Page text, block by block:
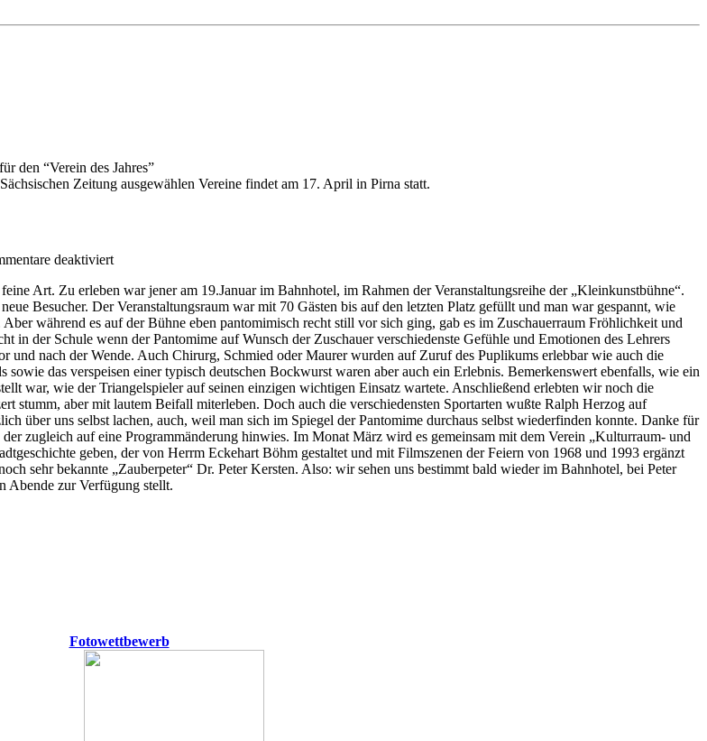
den “Verein des Jahres”
Zeitung ausgewählen Vereine findet am 17. April in Pirna statt.
deaktiviert
Art. Zu erleben war jener am 19.Januar im Bahnhotel, im Rahmen der Veranstaltungsreihe der „Kleinkunstbühne“.
Besucher. Der Veranstaltungsraum war mit 70 Gästen bis auf den letzten Platz gefüllt und man war gespannt, wie
während es auf der Bühne eben pantomimisch recht still vor sich ging, gab es im Zuschauerraum Fröhlichkeit und
der Schule wenn der Pantomime auf Wunsch der Zuschauer verschiedenste Gefühle und Emotionen des Lehrers
und nach der Wende. Auch Chirurg, Schmied oder Maurer wurden auf Zuruf des Puplikums erlebbar wie auch die
das verspeisen einer typisch deutschen Bockwurst waren aber auch ein Erlebnis. Bemerkenswert ebenfalls, wie ein
war, wie der Triangelspieler auf seinen einzigen wichtigen Einsatz wartete. Anschließend erlebten wir noch die
stumm, aber mit lautem Beifall miterleben. Doch auch die verschiedensten Sportarten wußte Ralph Herzog auf
über uns selbst lachen, auch, weil man sich im Spiegel der Pantomime durchaus selbst wiederfinden konnte. Danke für
zugleich auf eine Programmänderung hinwies. Im Monat März wird es gemeinsam mit dem Verein „Kulturraum- und
geben, der von Herrm Eckehart Böhm gestaltet und mit Filmszenen der Feiern von 1968 und 1993 ergänzt
sehr bekannte „Zauberpeter“ Dr. Peter Kersten. Also: wir sehen uns bestimmt bald wieder im Bahnhotel, bei Peter
Abende zur Verfügung stellt.
Fotowettbewerb